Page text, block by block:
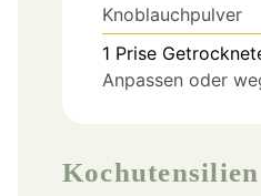
Knoblauchpulver
1 Prise
Anpassen oder
Kochutensilien